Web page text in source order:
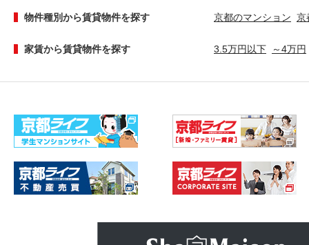
物件種別から賃貸物件を探す 京都のマンション 京
家賃から賃貸物件を探す 3.5万円以下 ～4万円